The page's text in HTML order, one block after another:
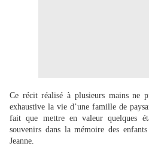
Ce récit réalisé à plusieurs mains ne
exhaustive la vie d’une famille de
fait que mettre en valeur quelques
souvenirs dans la mémoire des
Jeanne.